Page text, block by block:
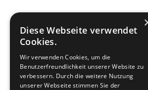
Diese Webseite verwendet
Cookies.
Wir verwenden Cookies, um die
Benutzerfreundlichkeit unserer Website zu
verbessern. Durch die weitere Nutzung
unserer Webseite stimmen Sie der